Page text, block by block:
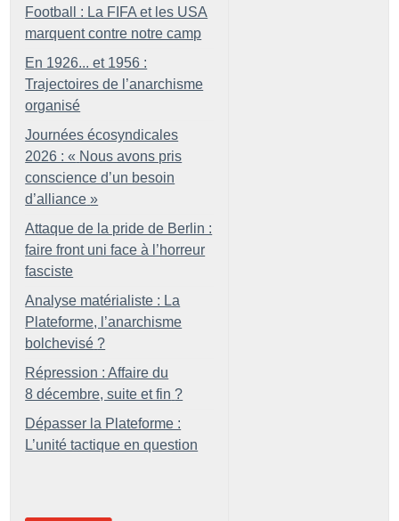
Football : La FIFA et les USA
marquent contre notre camp
En 1926... et 1956 :
Trajectoires de l’anarchisme
organisé
Journées écosyndicales
2026 : « Nous avons pris
conscience d’un besoin
d’alliance »
Attaque de la pride de Berlin :
faire front uni face à l’horreur
fasciste
Analyse matérialiste : La
Plateforme, l’anarchisme
bolchevisé ?
Répression : Affaire du
8 décembre, suite et fin ?
Dépasser la Plateforme :
L’unité tactique en question